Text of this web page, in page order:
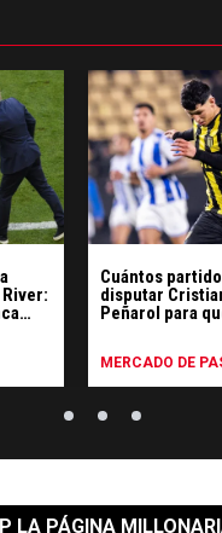
Cuántos
disputar
Peñarol para
MERCADO DE
LA PÁGINA